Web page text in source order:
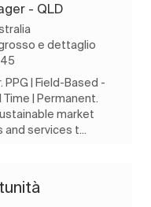
- QLD
e dettaglio
| Field-Based -
Time | Permanent.
market
and services t...